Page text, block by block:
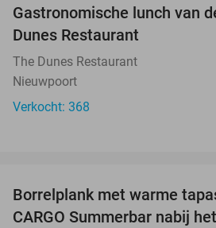
Gastronomische lunch van
Dunes Restaurant
The Dunes Restaurant
Nieuwpoort
Verkocht: 368
Borrelplank met warme
CARGO Summerbar nabij